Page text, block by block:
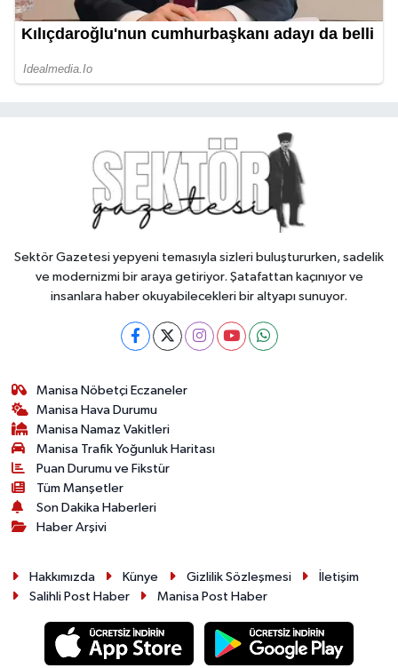
Sektör Gazetesi yepyeni temasıyla sizleri buluştururken, sadelik
ve modernizmi bir araya getiriyor. Şatafattan kaçınıyor ve
insanlara haber okuyabilecekleri bir altyapı sunuyor.
Manisa Nöbetçi Eczaneler
Manisa Hava Durumu
Manisa Namaz Vakitleri
Manisa Trafik Yoğunluk Haritası
Puan Durumu ve Fikstür
Tüm Manşetler
Son Dakika Haberleri
Haber Arşivi
Hakkımızda Künye Gizlilik Sözleşmesi
İletişim
Salihli Post Haber
Manisa Post Haber